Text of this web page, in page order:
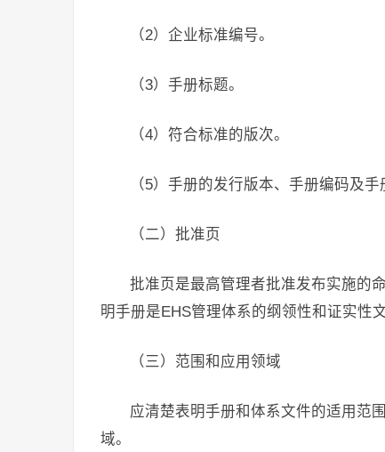
（2）企业标准编号。
（3）手册标题。
（4）符合标准的版次。
（5）手册的发行版本、手册编码及手
（二）批准页
批准页是最高管理者批准发布实施的
明手册是EHS管理体系的纲领性和证实性
（三）范围和应用领域
应清楚表明手册和体系文件的适用范
域。